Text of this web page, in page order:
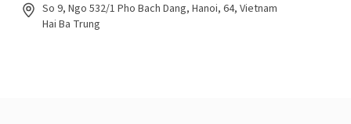
So 9, Ngo 532/1 Pho Bach Dang, Hanoi, 64, Vietnam
Hai Ba Trung